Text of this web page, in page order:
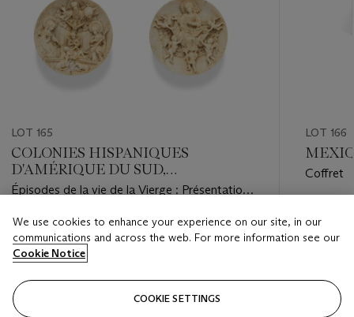
LOT 165
COLONIES HISPANIQUES
D'AMÉRIQUE DU SUD,
PROBABLEMENT QUITO, XVIIIE
Épisodes de la vie de la Vierge : Présentation
Assomption
Estimate
EUR 7,000 - EUR 10,000
Closed
LOT 166
Coffret
EUR
We use cookies to enhance your experience on our site, in our
communications and across the web. For more information see our
Cookie Notice
COOKIE SETTINGS